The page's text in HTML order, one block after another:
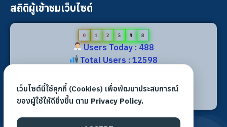
สถิติผู้เข้าชมเว็บไซต์
0 1 2 5 9 8
Users Today : 488
Total Users : 12598
Total views : 29655
Who's Online : 1
เว็บไซต์นี้ใช้คุกกี้ (Cookies) เพื่อพัฒนาประสบการณ์
ของผู้ใช้ให้ดียิ่งขึ้น ตาม Privacy Policy.